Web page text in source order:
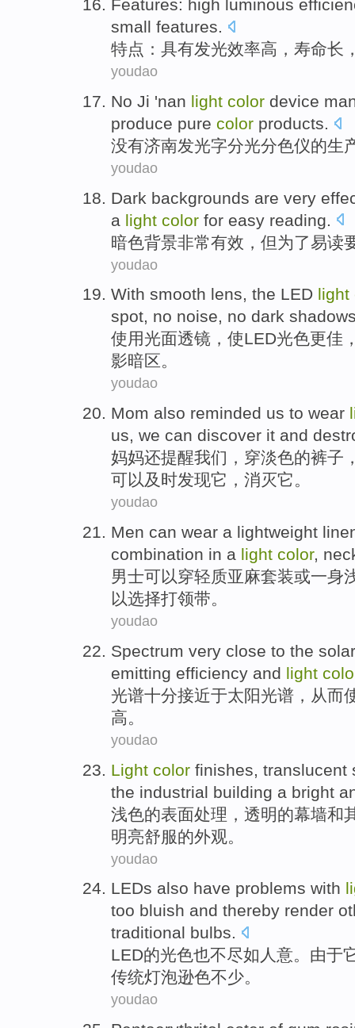
Features: high luminous
small features.
特点 ： 具有发光效率高 ， 寿命长
youdao
No Ji 'nan light color device
produce pure color products.
没有济南发光字分光分色仪的生
youdao
Dark backgrounds are very
a light color for easy reading
暗色背景非常有效 ， 但为了易读
youdao
With smooth lens, the LED light
spot, no noise, no dark
使用光面透镜 ， 使LED光色更佳
影暗区。
youdao
Mom also reminded us to wear
us, we can discover it and
妈妈还提醒我们 ， 穿淡色的裤子
可以及时发现它 ， 消灭它。
youdao
Men can wear a lightweight
combination in a light color,
男士可以穿轻质亚麻套装或一身
以选择打领带。
youdao
Spectrum very close to the solar
emitting efficiency and light
光谱十分接近于太阳光谱， 从而
高。
youdao
Light color finishes translucent
the industrial building a bright
浅色的表面处理 ， 透明的幕墙和
明亮舒服的外观。
youdao
LEDs also have problems with
too bluish and thereby render
traditional bulbs.
LED的光色也不尽如人意。 由于
传统灯泡逊色不少。
youdao